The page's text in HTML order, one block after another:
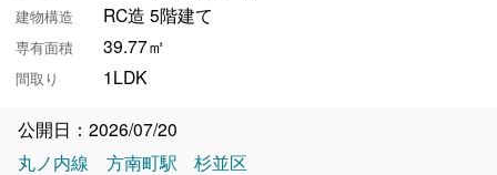
建物構造 RC造 5階建て
専有面積 39.77㎡
間取り 1LDK
公開日：2026/07/20
丸ノ内線
方南町駅 杉並区